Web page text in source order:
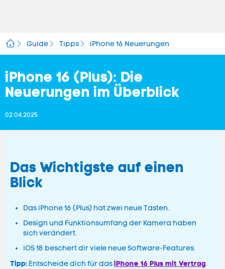
Guide Tipps iPhone 16 Neuerungen
iPhone 16 (Plus): Die
Neuerungen im Überblick
02.04.2025
Das Wichtigste auf einen
Blick
Das iPhone 16 (Plus) hat zwei neue Tasten.
Design und Funktionsumfang der Kamera haben
sich verändert.
iOS 18 beschert dir viele neue Software-Features.
Tipp: Entscheide dich für dasiPhone 16 Plus mit Vertrag.